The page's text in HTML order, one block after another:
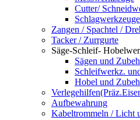
Cutter/
Schlagwerkzeuge
Zangen / Spachtel /
Tacker / Zurrgurte
Säge-Schleif-
Sägen und
Schleifwerkz.
Hobel und
Aufbewahrung
Kabeltrommeln / Licht